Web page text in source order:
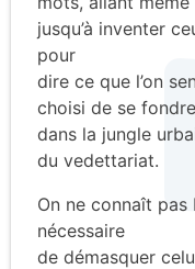
jusqu’à inventer
pour
dire ce que l’on
choisi de se fondre
dans la jungle
du vedettariat.
On ne connaît pas
nécessaire
de démasquer